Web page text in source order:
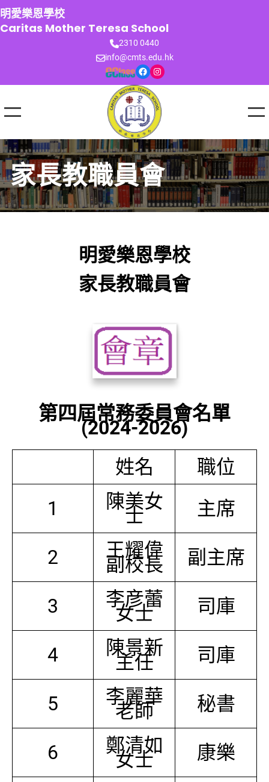
跳
至
主
明愛樂恩學校
Caritas Mother Teresa School
2310 0440
info@cmts.edu.hk
Facebook Instagram
家長教職員會
明愛樂恩學校
家長教職員會
第四屆常務委員會名單
(2024-2026)
姓名
職位
1
陳美女
士 主席
2 王耀偉
副校長 副主席
3 李彦蕾
女士 司庫
4 陳景新
主任 司庫
5 李麗華
老師 秘書
6 鄭清如
女士 康樂